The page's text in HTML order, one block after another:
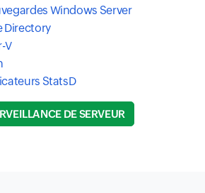
Windows Server
Directory
V
StatsD
DE SERVEUR